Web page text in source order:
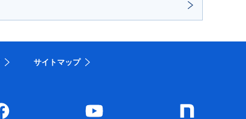
サイトマップ